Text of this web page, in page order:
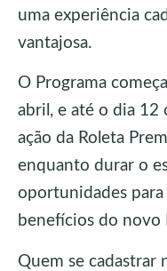
uma experiência
vantajosa.
O Programa
abril, e até o dia 12
ação da Roleta
enquanto durar o
oportunidades
benefícios do novo
Quem se cadastrar